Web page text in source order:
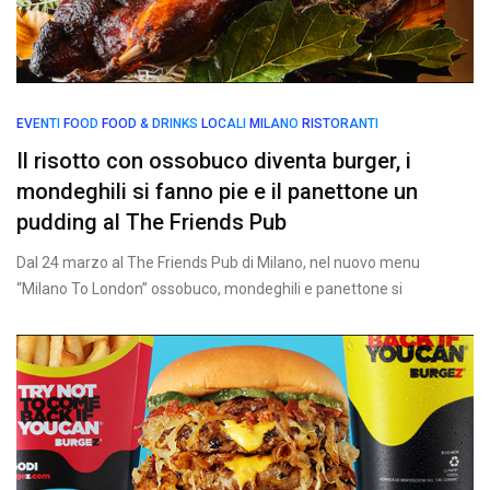
EVENTI FOOD FOOD & DRINKS LOCALI MILANO RISTORANTI
Il risotto con ossobuco diventa burger, i
mondeghili si fanno pie e il panettone un
pudding al The Friends Pub
Dal 24 marzo al The Friends Pub di Milano, nel nuovo menu
“Milano To London” ossobuco, mondeghili e panettone si